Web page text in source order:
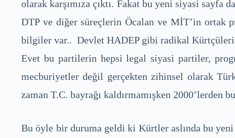
olarak karşımıza çıktı. Fakat bu yeni siyasi
DTP ve diğer süreçlerin Öcalan ve MİT’in ortak
bilgiler var.. Devlet HADEP gibi radikal
Evet bu partilerin hepsi legal siyasi partiler,
mecburiyetler değil gerçekten zihinsel olarak
zaman T.C. bayrağı kaldırmamışken
Bu öyle bir duruma geldi ki Kürtler aslında bu